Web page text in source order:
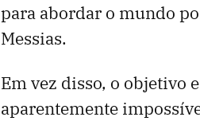
para abordar o mundo
Messias.
Em vez disso, o objetivo
aparentemente